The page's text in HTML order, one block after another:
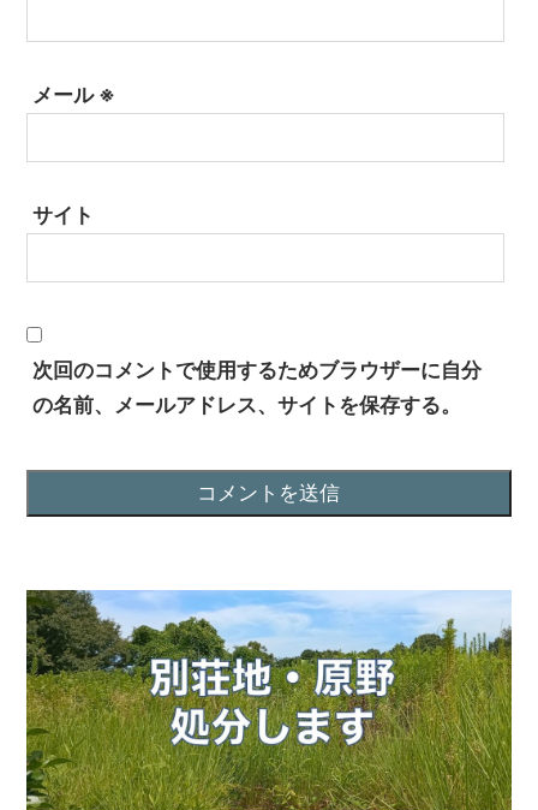
メール ※
サイト
次回のコメントで使用するためブラウザーに自分
の名前、メールアドレス、サイトを保存する。